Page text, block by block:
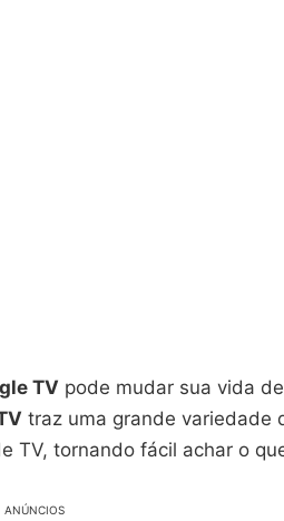
TV pode mudar sua vida de
traz uma grande variedade
TV, tornando fácil achar o
ANÚNCIOS